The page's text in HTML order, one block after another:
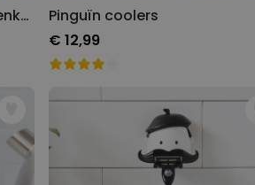
Ice Cooler - creatieve flessenkoeler
Pinguïn coolers
€ 12,99